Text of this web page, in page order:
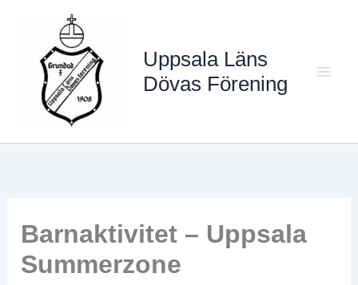
innehåll
Uppsala Läns
Dövas Förening
Barnaktivitet – Uppsala
Summerzone